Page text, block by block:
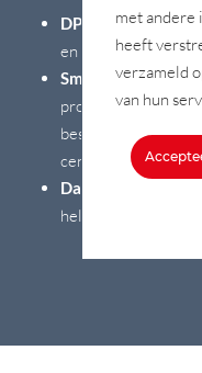
DPS MES Software:
en data-
Smart Factory
productielijnen met
bespaart tijd,
centrale aansturing
Data &
helpen om een
met andere
heeft
verzameld
van hun